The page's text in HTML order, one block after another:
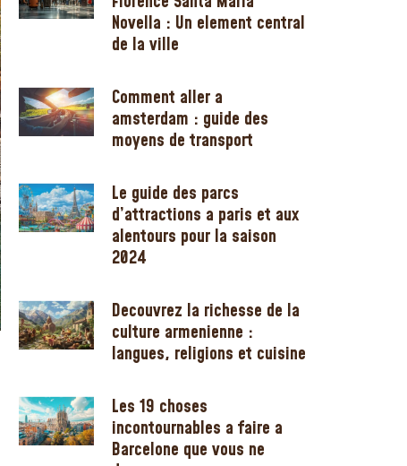
Novella : Un element central
de la ville
Comment aller a
amsterdam : guide des
moyens de transport
Le guide des parcs
d’attractions a paris et aux
alentours pour la saison
2024
Decouvrez la richesse de la
culture armenienne :
langues, religions et cuisine
Les 19 choses
incontournables a faire a
Barcelone que vous ne